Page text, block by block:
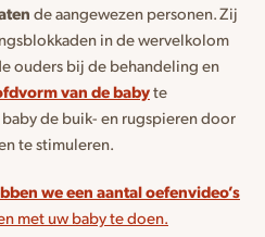
de aangewezen personen. Zij
in de wervelkolom
ouders bij de behandeling en
van de babyte
de buik- en rugspieren door
te stimuleren.
we een aantal oefenvideo’s
met uw baby te doen.